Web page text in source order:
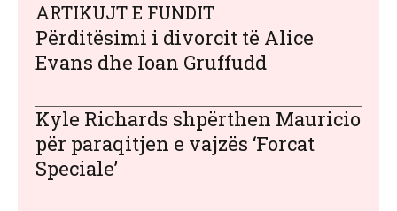
ARTIKUJT E FUNDIT
Përditësimi i divorcit të Alice
Evans dhe Ioan Gruffudd
Kyle Richards shpërthen Mauricio
për paraqitjen e vajzës ‘Forcat
Speciale’